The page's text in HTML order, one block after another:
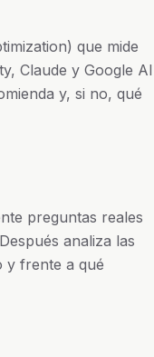
que mide
Claude y Google AI
y, si no, qué
preguntas reales
analiza las
y frente a qué